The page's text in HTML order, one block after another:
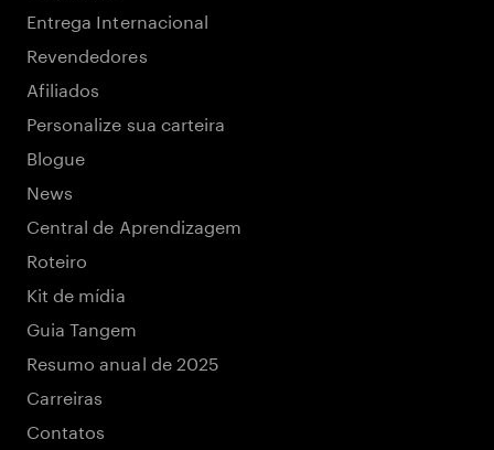
Entrega Internacional
Revendedores
Afiliados
Personalize sua carteira
Blogue
News
Central de Aprendizagem
Roteiro
Kit de mídia
Guia Tangem
Resumo anual de 2025
Carreiras
Contatos